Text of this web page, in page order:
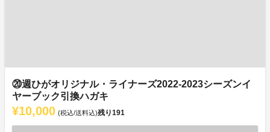
⑳週ひがオリジナル・ライナーズ2022-2023シーズンイ
ヤーブック引換ハガキ
¥10,000 (税込/送料込)残り191